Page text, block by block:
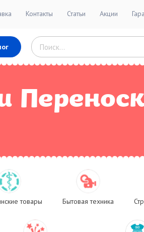
Контакты Статьи Акции
товары Бытовая техника